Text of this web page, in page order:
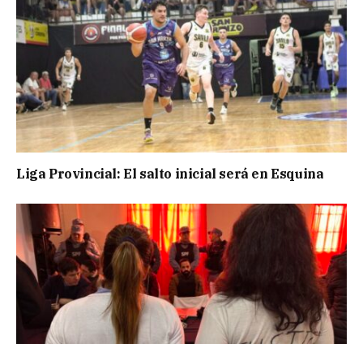
Liga Provincial: El salto inicial será en Esquina